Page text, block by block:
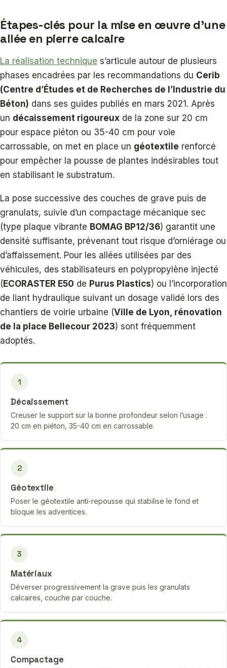
Étapes-clés pour la mise en œuvre d’une
allée en pierre calcaire
La réalisation technique s’articule autour de plusieurs
phases encadrées par les recommandations du Cerib
(Centre d’Études et de Recherches de l’Industrie du
Béton) dans ses guides publiés en mars 2021. Après
un décaissement rigoureux de la zone sur 20 cm
pour espace piéton ou 35-40 cm pour voie
carrossable, on met en place un géotextile renforcé
pour empêcher la pousse de plantes indésirables tout
en stabilisant le substratum.
La pose successive des couches de grave puis de
granulats, suivie d’un compactage mécanique sec
(type plaque vibrante BOMAG BP12/36) garantit une
densité suffisante, prévenant tout risque d’orniérage ou
d’affaissement. Pour les allées utilisées par des
véhicules, des stabilisateurs en polypropylène injecté
( ECORASTER E50 de Purus Plastics) ou l’incorporation
de liant hydraulique suivant un dosage validé lors des
chantiers de voirie urbaine (Ville de Lyon, rénovation
de la place Bellecour 2023) sont fréquemment
adoptés.
1
Décaissement
Creuser le support sur la bonne profondeur selon l’usage :
20 cm en piéton, 35-40 cm en carrossable.
2
Géotextile
Poser le géotextile anti-repousse qui stabilise le fond et
bloque les adventices.
3
Matériaux
Déverser progressivement la grave puis les granulats
calcaires, couche par couche.
4
Compactage